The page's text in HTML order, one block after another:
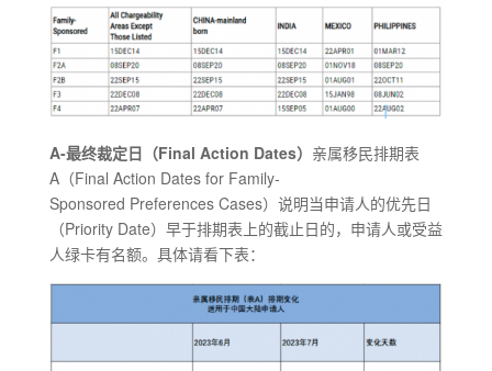
A-最终裁定日（Final Action Dates） 亲属移民排期表
A（Final Action Dates for Family-
Sponsored Preferences Cases）说明当申请人的优先日
（Priority Date）早于排期表上的截止日的，申请人或受益
人绿卡有名额。具体请看下表：